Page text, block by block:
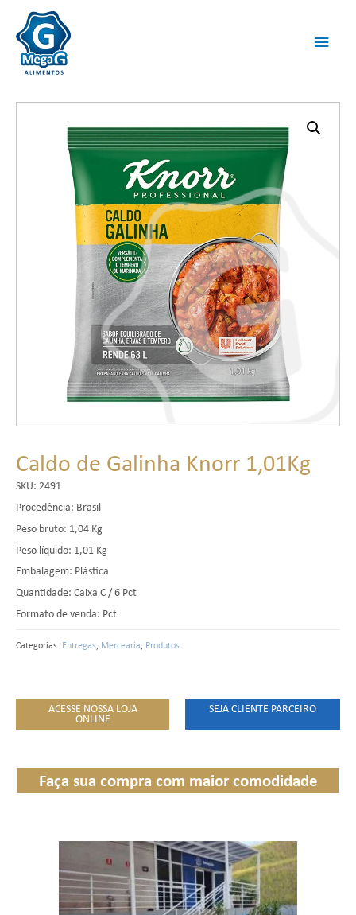
Caldo de Galinha Knorr 1,01Kg
SKU: 2491
Procedência: Brasil
Peso bruto: 1,04 Kg
Peso líquido: 1,01 Kg
Embalagem: Plástica
Quantidade: Caixa C / 6 Pct
Formato de venda: Pct
Categorias: Entregas, Mercearia, Produtos
ACESSE NOSSA LOJA
ONLINE
SEJA CLIENTE PARCEIRO
Faça sua compra com maior comodidade